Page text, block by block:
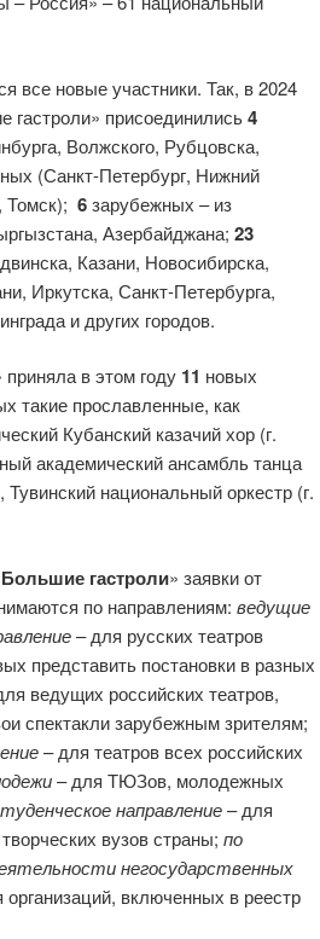
все новые участники. Так, в 2024
гастроли» присоединились4
Волжского, Рубцовска,
(Санкт-Петербург, Нижний
Томск); 6зарубежных – из
Азербайджана; 23
Казани, Новосибирска,
Иркутска, Санкт-Петербурга,
и других городов.
в этом году 11 новых
такие прославленные, как
Кубанский казачий хор (г.
академический ансамбль танца
национальный оркестр (г.
Большие гастроли» заявки от
по направлениям: ведущие
– для русских театров
представить постановки в разных
ведущих российских театров,
спектакли зарубежным зрителям;
– для театров всех российских
– для ТЮЗов, молодежных
направление– для
вузов страны; по
негосударственных
организаций, включенных в реестр